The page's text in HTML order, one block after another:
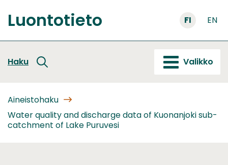
sisältöön
Etusivu
Luontotieto FI EN
Haku Valikko
Aineistohaku
Water quality and discharge data of Kuonanjoki sub-
catchment of Lake Puruvesi